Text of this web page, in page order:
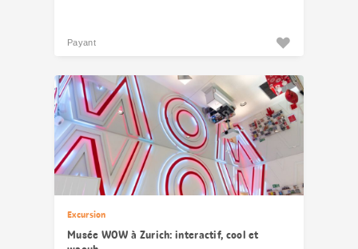
Payant
Excursion
Musée WOW à Zurich: interactif, cool et